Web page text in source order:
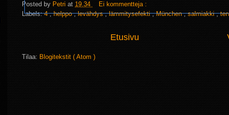
Posted by Petri at 19.34
Ei kommentteja :
Labels:4,helppo,levähdys,lämmitysefekti,München,salmiakki,
Etusivu
Tilaa: Blogitekstit ( Atom )